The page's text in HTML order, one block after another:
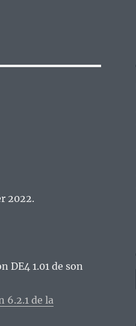
2022.
1.01 de son
6.2.1 de la